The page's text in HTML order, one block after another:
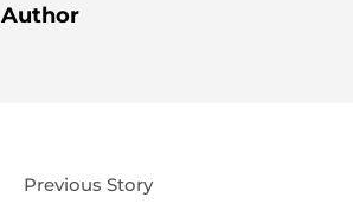
Author
Previous Story